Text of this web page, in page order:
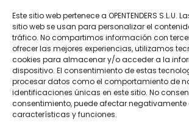
Este sitio web pertenece a OPENTENDERS S.L.U.
sitio web se usan para personalizar el
tráfico. No compartimos información con
ofrecer las mejores experiencias, utilizamos
cookies para almacenar y/o acceder a la
dispositivo. El consentimiento de estas
procesar datos como el comportamiento de
identificaciones únicas en este sitio. No
consentimiento, puede afectar negativamente
características y funciones.
Aviso Legal–Política de Privacidad–Política de
nosotros
OPENTENDERS, S.L. ha recibido una ayuda
electrificación del parque automovilístico